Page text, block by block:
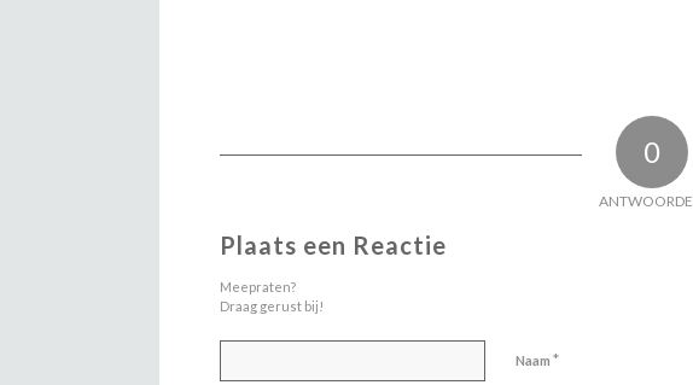
0
Plaats een Reactie
Meepraten?
Draag gerust bij!
Naam *